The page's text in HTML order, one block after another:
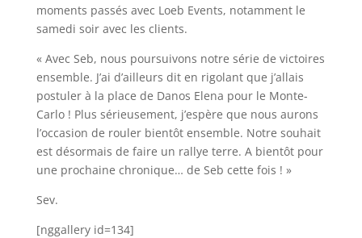
moments passés avec Loeb Events, notamment le
samedi soir avec les clients.
« Avec Seb, nous poursuivons notre série de victoires
ensemble. J’ai d’ailleurs dit en rigolant que j’allais
postuler à la place de Danos Elena pour le Monte-
Carlo ! Plus sérieusement, j’espère que nous aurons
l’occasion de rouler bientôt ensemble. Notre souhait
est désormais de faire un rallye terre. A bientôt pour
une prochaine chronique… de Seb cette fois ! »
Sev.
[nggallery id=134]